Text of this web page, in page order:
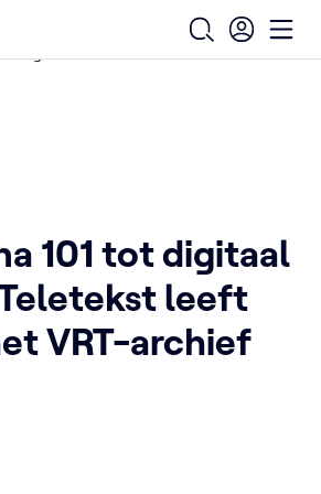
Open
101 tot digitaal
leeft
VRT-archief